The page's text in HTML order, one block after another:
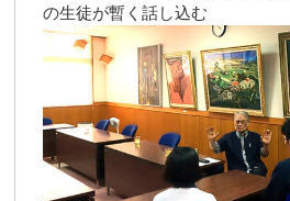
の生徒が暫く話し込む